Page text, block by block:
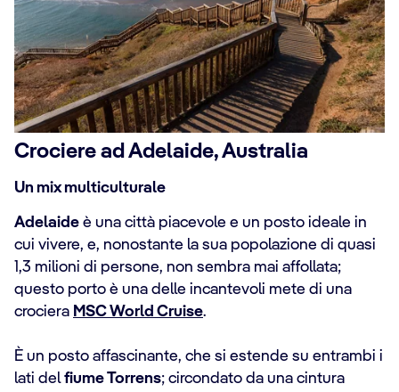
Crociere ad Adelaide, Australia
Un mix multiculturale
Adelaide è una città piacevole e un posto ideale in
cui vivere, e, nonostante la sua popolazione di quasi
1,3 milioni di persone, non sembra mai affollata;
questo porto è una delle incantevoli mete di una
crociera MSC World Cruise.
È un posto affascinante, che si estende su entrambi i
lati delfiume Torrens; circondato da una cintura